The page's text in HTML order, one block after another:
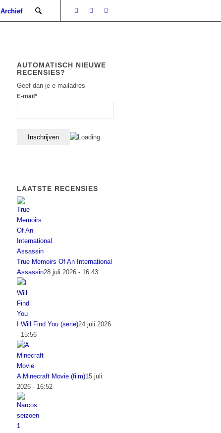
Archief
AUTOMATISCH NIEUWE
RECENSIES?
Geef dan je e-mailadres
E-mail*
LAATSTE RECENSIES
True Memoirs Of An International
Assassin28 juli 2026 - 16:43
I Will Find You (serie)24 juli 2026
- 15:56
A Minecraft Movie (film)15 juli
2026 - 16:52